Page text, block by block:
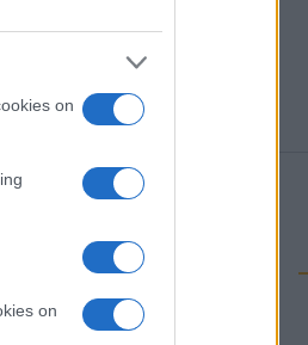
on
on
login to comment